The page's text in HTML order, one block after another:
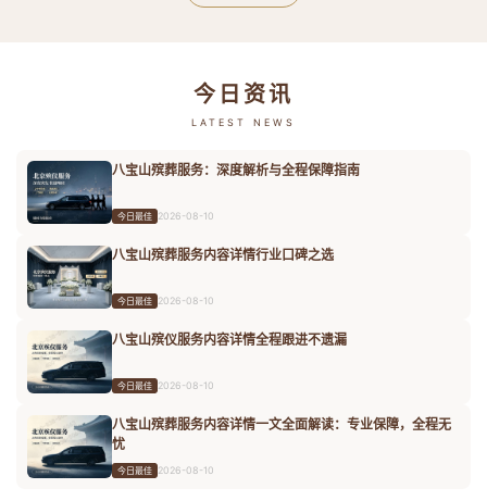
今日资讯
LATEST NEWS
八宝山殡葬服务：深度解析与全程保障指南
今日最佳 2026-08-10
八宝山殡葬服务内容详情行业口碑之选
今日最佳 2026-08-10
八宝山殡仪服务内容详情全程跟进不遗漏
今日最佳 2026-08-10
八宝山殡葬服务内容详情一文全面解读：专业保障，全程无
忧
今日最佳 2026-08-10